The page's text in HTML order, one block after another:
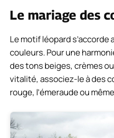
Le mariage des
Le motif léopard
couleurs. Pour une
des tons beiges, crèmes
vitalité, associez-le à des
rouge, l’émeraude ou